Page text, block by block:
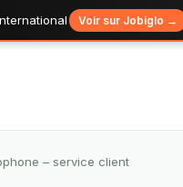
Voir sur Jobiglo →
– service client